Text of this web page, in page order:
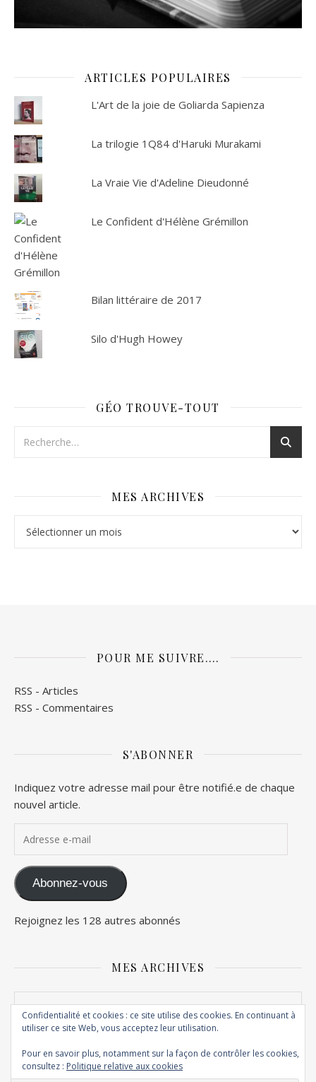
ARTICLES POPULAIRES
L'Art de la joie de Goliarda Sapienza
La trilogie 1Q84 d'Haruki Murakami
La Vraie Vie d'Adeline Dieudonné
Le Confident d'Hélène Grémillon
Bilan littéraire de 2017
Silo d'Hugh Howey
GÉO TROUVE-TOUT
MES ARCHIVES
POUR ME SUIVRE….
RSS - Articles
RSS - Commentaires
S'ABONNER
Indiquez votre adresse mail pour être notifié.e de chaque
nouvel article.
Abonnez-vous
Rejoignez les 128 autres abonnés
MES ARCHIVES
Confidentialité et cookies : ce site utilise des cookies. En continuant à
utiliser ce site Web, vous acceptez leur utilisation.
Pour en savoir plus, notamment sur la façon de contrôler les cookies,
consultez : Politique relative aux cookies